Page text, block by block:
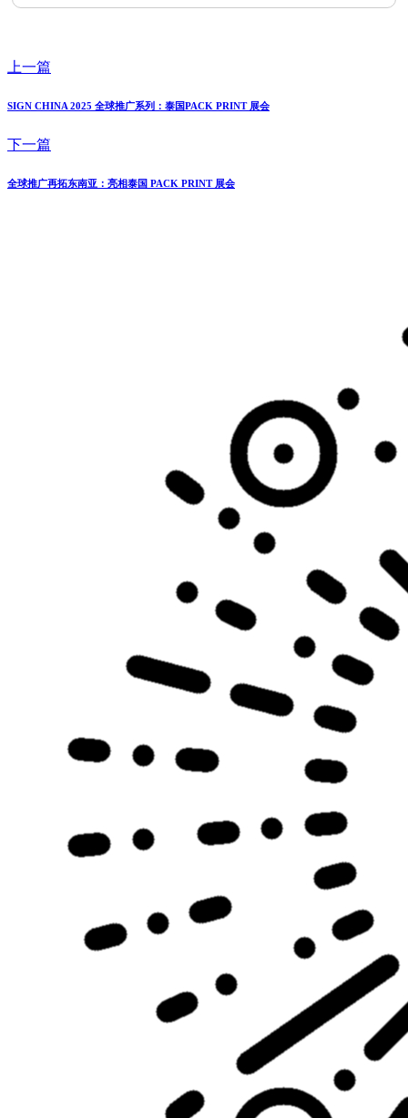
上一篇
SIGN CHINA 2025 全球推广系列：泰国PACK PRINT 展会
下一篇
全球推广再拓东南亚：亮相泰国 PACK PRINT 展会